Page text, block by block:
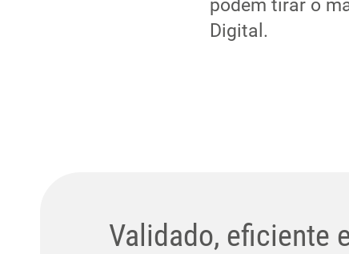
podem tirar o
Digital.
Validado, eficiente